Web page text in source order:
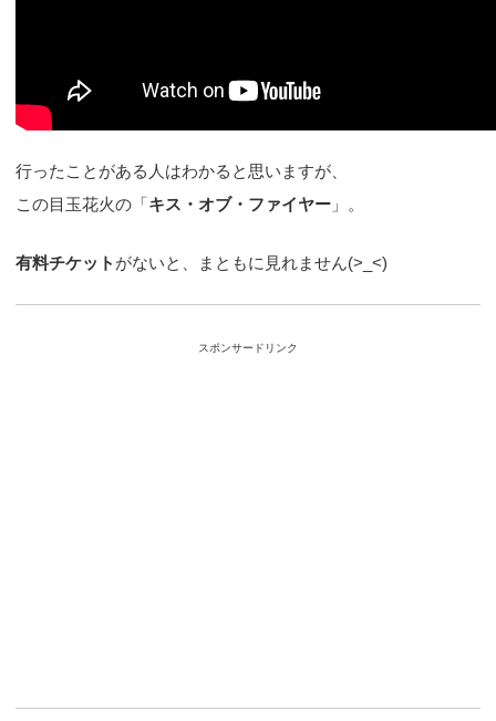
行ったことがある人はわかると思いますが、
この目玉花火の「キス・オブ・ファイヤー 」。
有料チケット がないと、まともに見れません(>_<)
スポンサードリンク